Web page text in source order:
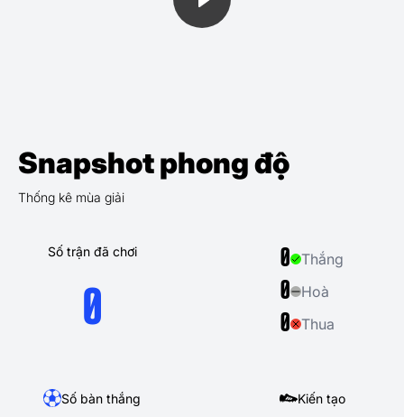
Snapshot phong độ
Thống kê mùa giải
Số trận đã chơi
0
Số bàn thắng Kiến tạo
0 Thắng
0 Hoà
0 Thua